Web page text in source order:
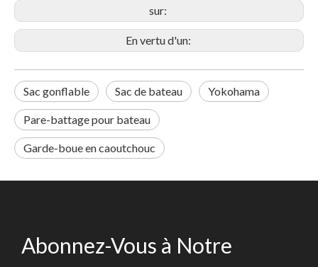
sur:
En vertu d'un:
Sac gonflable Sac de bateau Yokohama
Pare-battage pour bateau
Garde-boue en caoutchouc
Abonnez-Vous à Notre